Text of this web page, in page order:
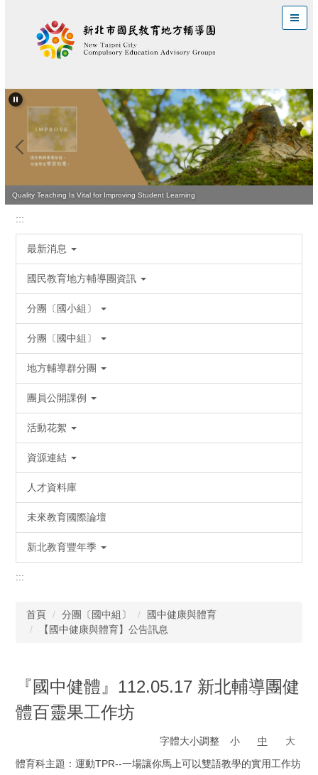
區
Quality Teaching Is Vital for Improving Student Learning
Leading the Way to Effective Teaching and Learning
:::
最新消息
國民教育地方輔導團資訊
分團〔國小組〕
分團〔國中組〕
地方輔導群分團
團員公開課例
活動花絮
資源連結
人才資料庫
未來教育國際論壇
新北教育豐年季
:::
首頁 分團〔國中組〕
國中健康與體育
【國中健康與體育】公告訊息
『國中健體』112.05.17 新北輔導團健
體百靈果工作坊
字體大小調整 小 中
大
體育科主題：運動TPR--一場讓你馬上可以雙語教學的實用工作坊